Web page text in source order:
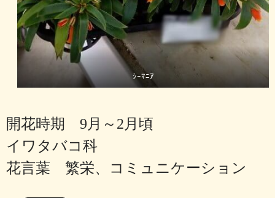
ｼｰﾏﾆｱ
開花時期 9月～2月頃
イワタバコ科
花言葉 繁栄、コミュニケーション